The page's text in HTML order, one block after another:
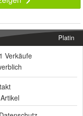
Platin
Verkäufe